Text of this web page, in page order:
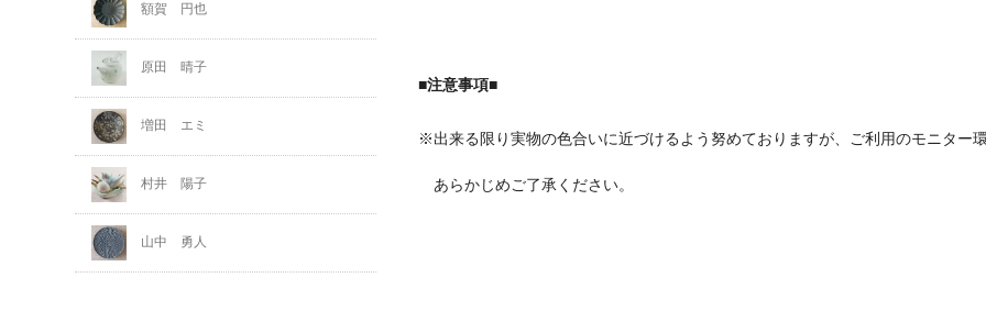
■注意事項■
※出来る限り実物の色合いに近づけるよう努めておりますが、ご利用のモニター
あらかじめご了承ください。
額賀 円也
原田 晴子
増田 エミ
村井 陽子
山中 勇人